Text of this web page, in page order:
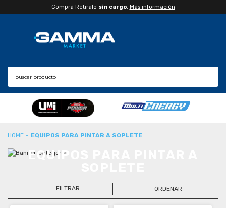
Comprá Retiralo sin cargo. Más información
EQUIPOS PARA PINTAR A SOPLETE
EQUIPOS PARA PINTAR A
FILTRAR